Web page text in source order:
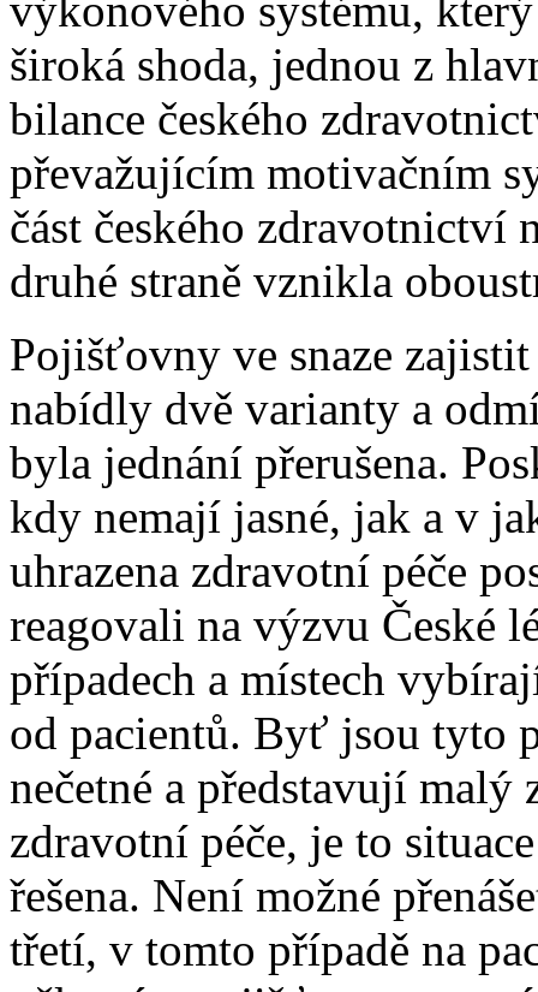
široká shoda, jednou z
bilance českého
převažujícím motivačním
část českého zdravotnictví
druhé straně vznikla
Pojišťovny ve snaze
nabídly dvě varianty a
byla jednání přerušena.
kdy nemají jasné, jak a v
uhrazena zdravotní péče
reagovali na výzvu České
případech a místech
od pacientů. Byť jsou tyto
nečetné a představují malý
zdravotní péče, je to
řešena. Není možné
třetí, v tomto případě na